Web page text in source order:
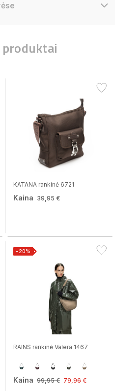
produktai
KATANA rankinė 6721
Kaina 39,95 €
−20%
RAINS rankinė Valera 1467
Kaina 99,95 € 79,96 €